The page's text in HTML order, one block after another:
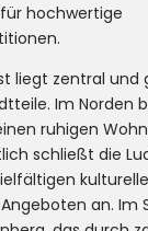
hochwertige
liegt zentral
Im Norden
ruhigen
schließt die
an. Im